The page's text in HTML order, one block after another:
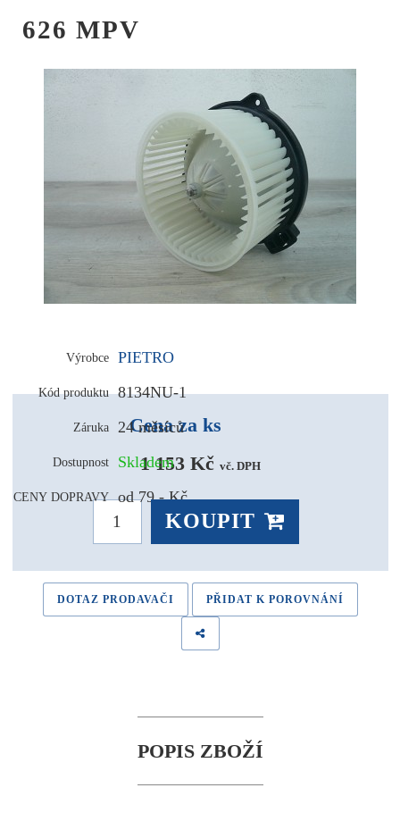
626 MPV
Výrobce PIETRO
Kód produktu 8134NU-1
Záruka 24 měsíců
Dostupnost Skladem
CENY DOPRAVY od 79,- Kč
Cena za ks
1 153 Kč vč. DPH
KOUPIT
DOTAZ PRODAVAČI PŘIDAT K POROVNÁNÍ
POPIS ZBOŽÍ